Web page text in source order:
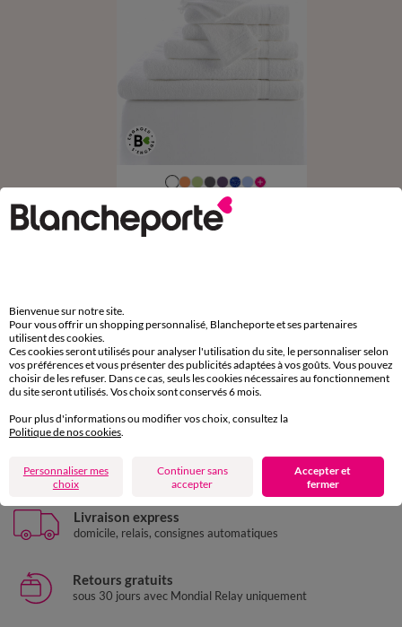
à partir de
D'autres idées de Peignoir
Peignoir
Payez plus tard ou en plusieurs fois
Livraison express
domicile, relais, consignes automatiques
Retours gratuits
sous 30 jours avec Mondial Relay uniquement
Bienvenue sur notre site.
Pour vous offrir un shopping personnalisé, Blancheporte et ses partenaires
utilisent des cookies.
Ces cookies seront utilisés pour analyser l'utilisation du site, le personnaliser selon
vos préférences et vous présenter des publicités adaptées à vos goûts. Vous pouvez
choisir de les refuser. Dans ce cas, seuls les cookies nécessaires au fonctionnement
du site seront utilisés. Vos choix sont conservés 6 mois.
Pour plus d'informations ou modifier vos choix, consultez la
Politique de nos cookies.
Personnaliser mes
choix
Continuer sans
accepter
Accepter et
fermer